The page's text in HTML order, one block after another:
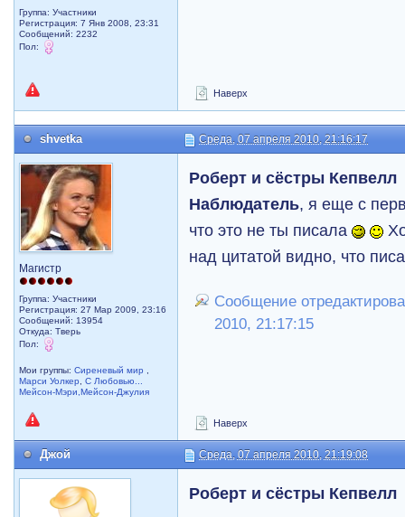
Группа: Участники
Регистрация: 7 Янв 2008, 23:31
Сообщений: 2232
Пол:
Наверх
shvetka Среда, 07 апреля 2010, 21:16:17
Магистр
Группа: Участники
Регистрация: 27 Мар 2009, 23:16
Сообщений: 13954
Откуда: Тверь
Пол:
Мои группы:Сиреневый мир
Марси Уолкер
,С Любовью...
Мейсон-Мэри,Мейсон-Джулия
Роберт и сёстры Кепвелл
Наблюдатель, я еще с
что это не ты писала
над цитатой видно, что
Сообщение
2010, 21:17:15
Наверх
Джой Среда, 07 апреля 2010, 21:19:08
Роберт и сёстры Кепвелл